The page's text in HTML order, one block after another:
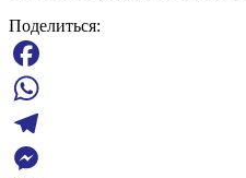
Поделиться:
Facebook
WhatsApp
Telegram